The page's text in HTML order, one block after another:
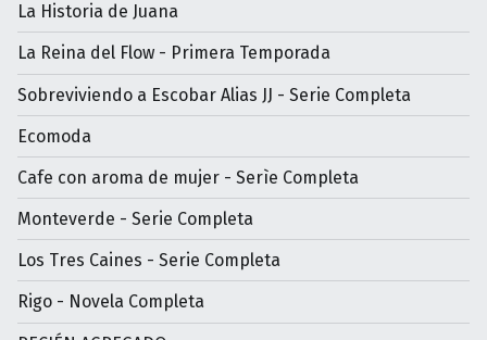
La Historia de Juana
La Reina del Flow - Primera Temporada
Sobreviviendo a Escobar Alias JJ - Serie Completa
Ecomoda
Cafe con aroma de mujer - Serìe Completa
Monteverde - Serie Completa
Los Tres Caines - Serie Completa
Rigo - Novela Completa